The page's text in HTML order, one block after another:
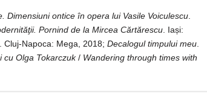
Dimensiuni ontice în opera lui Vasile Voiculescu.
Pornind de la Mircea Cărtărescu. Iași:
. Cluj-Napoca: Mega, 2018;Decalogul timpului meu.
cu Olga Tokarczuk/ Wandering through times with